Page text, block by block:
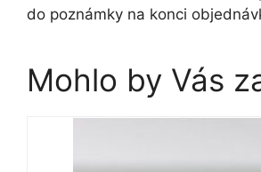
do poznámky na konci
Mohlo by Vás